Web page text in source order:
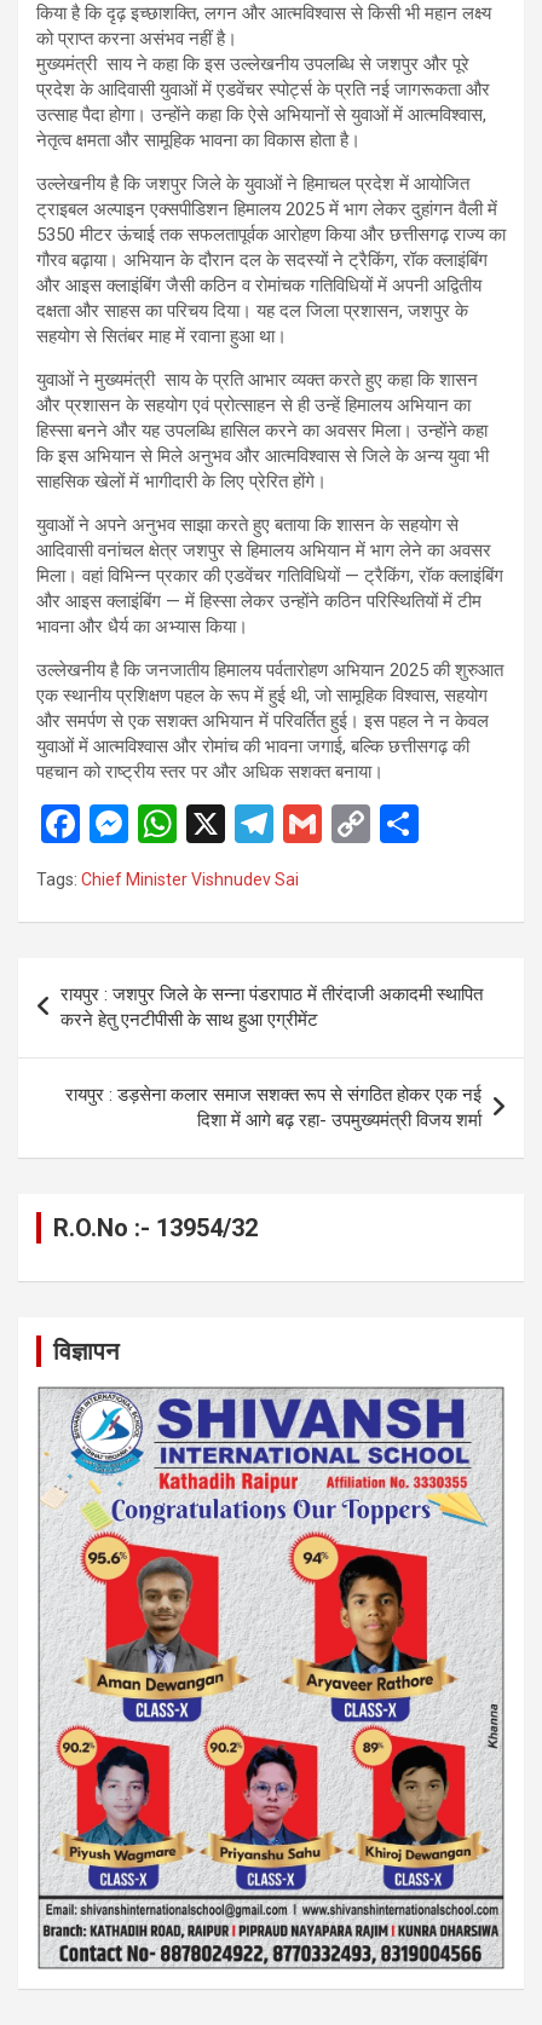
किया है कि दृढ़ इच्छाशक्ति, लगन और आत्मविश्वास से किसी भी महान लक्ष्य
को प्राप्त करना असंभव नहीं है।
मुख्यमंत्री साय ने कहा कि इस उल्लेखनीय उपलब्धि से जशपुर और पूरे
प्रदेश के आदिवासी युवाओं में एडवेंचर स्पोर्ट्स के प्रति नई जागरूकता और
उत्साह पैदा होगा। उन्होंने कहा कि ऐसे अभियानों से युवाओं में आत्मविश्वास,
नेतृत्व क्षमता और सामूहिक भावना का विकास होता है।
उल्लेखनीय है कि जशपुर जिले के युवाओं ने हिमाचल प्रदेश में आयोजित
ट्राइबल अल्पाइन एक्सपीडिशन हिमालय 2025 में भाग लेकर दुहांगन वैली में
5350 मीटर ऊंचाई तक सफलतापूर्वक आरोहण किया और छत्तीसगढ़ राज्य का
गौरव बढ़ाया। अभियान के दौरान दल के सदस्यों ने ट्रैकिंग, रॉक क्लाइंबिंग
और आइस क्लाइंबिंग जैसी कठिन व रोमांचक गतिविधियों में अपनी अद्वितीय
दक्षता और साहस का परिचय दिया। यह दल जिला प्रशासन, जशपुर के
सहयोग से सितंबर माह में रवाना हुआ था।
युवाओं ने मुख्यमंत्री साय के प्रति आभार व्यक्त करते हुए कहा कि शासन
और प्रशासन के सहयोग एवं प्रोत्साहन से ही उन्हें हिमालय अभियान का
हिस्सा बनने और यह उपलब्धि हासिल करने का अवसर मिला। उन्होंने कहा
कि इस अभियान से मिले अनुभव और आत्मविश्वास से जिले के अन्य युवा भी
साहसिक खेलों में भागीदारी के लिए प्रेरित होंगे।
युवाओं ने अपने अनुभव साझा करते हुए बताया कि शासन के सहयोग से
आदिवासी वनांचल क्षेत्र जशपुर से हिमालय अभियान में भाग लेने का अवसर
मिला। वहां विभिन्न प्रकार की एडवेंचर गतिविधियों — ट्रैकिंग, रॉक क्लाइंबिंग
और आइस क्लाइंबिंग — में हिस्सा लेकर उन्होंने कठिन परिस्थितियों में टीम
भावना और धैर्य का अभ्यास किया।
उल्लेखनीय है कि जनजातीय हिमालय पर्वतारोहण अभियान 2025 की शुरुआत
एक स्थानीय प्रशिक्षण पहल के रूप में हुई थी, जो सामूहिक विश्वास, सहयोग
और समर्पण से एक सशक्त अभियान में परिवर्तित हुई। इस पहल ने न केवल
युवाओं में आत्मविश्वास और रोमांच की भावना जगाई, बल्कि छत्तीसगढ़ की
पहचान को राष्ट्रीय स्तर पर और अधिक सशक्त बनाया।
F
a
ce
o
o
k
M
es
se
g
er
W
h
at
A
p
p
X
T
el
e
a
m
G
C
n
Tags: Chief Minister Vishnudev Sai
navigation
रायपुर : जशपुर जिले के सन्ना पंडरापाठ में तीरंदाजी अकादमी स्थापित
करने हेतु एनटीपीसी के साथ हुआ एग्रीमेंट
रायपुर : डड़सेना कलार समाज सशक्त रूप से संगठित होकर एक नई
दिशा में आगे बढ़ रहा- उपमुख्यमंत्री विजय शर्मा
R.O.No :- 13954/32
विज्ञापन